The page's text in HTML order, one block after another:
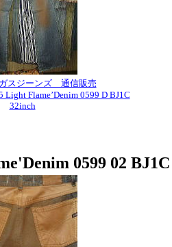
ガスジーンズ 通信販売
Light Flame’Denim 0599 D BJ1C
32inch
0599 02 BJ1C